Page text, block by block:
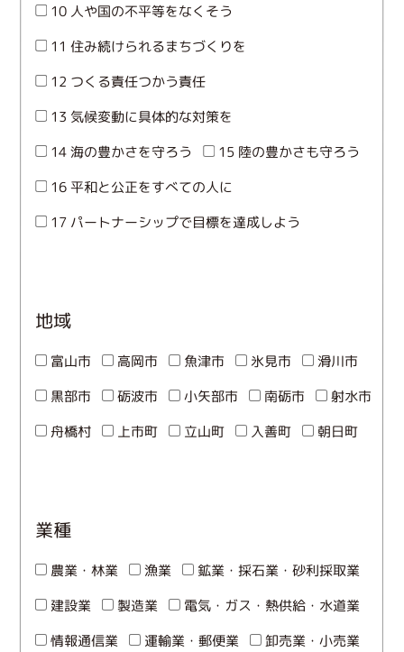
10 人や国の不平等をなくそう
11 住み続けられるまちづくりを
12 つくる責任つかう責任
13 気候変動に具体的な対策を
14 海の豊かさを守ろう 15 陸の豊かさも守ろう
16 平和と公正をすべての人に
17 パートナーシップで目標を達成しよう
地域
富山市 高岡市 魚津市 氷見市
滑川市
黒部市
砺波市 小矢部市 南砺市
射水市
舟橋村
上市町 立山町 入善町 朝日町
業種
農業・林業 漁業 鉱業・採石業・砂利採取業
建設業 製造業 電気・ガス・熱供給・水道業
情報通信業 運輸業・郵便業
卸売業・小売業